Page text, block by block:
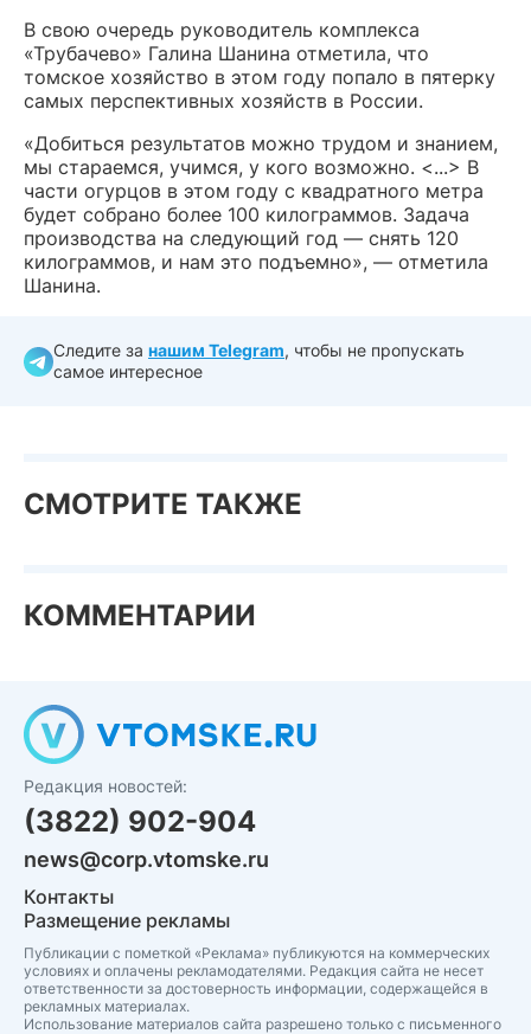
В свою очередь руководитель комплекса
«Трубачево» Галина Шанина отметила, что
томское хозяйство в этом году попало в пятерку
самых перспективных хозяйств в России.
«Добиться результатов можно трудом и знанием,
мы стараемся, учимся, у кого возможно. <...> В
части огурцов в этом году с квадратного метра
будет собрано более 100 килограммов. Задача
производства на следующий год — снять 120
килограммов, и нам это подъемно», — отметила
Шанина.
Следите за нашим Telegram, чтобы не пропускать
самое интересное
СМОТРИТЕ ТАКЖЕ
КОММЕНТАРИИ
Редакция новостей:
(3822) 902-904
news@corp.vtomske.ru
Контакты
Размещение рекламы
Публикации с пометкой «Реклама» публикуются на коммерческих
условиях и оплачены рекламодателями. Редакция сайта не несет
ответственности за достоверность информации, содержащейся в
рекламных материалах.
Использование материалов сайта разрешено только с письменного